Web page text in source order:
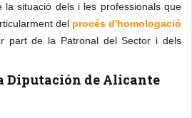
la situació dels i les professionals que
del procés d'homologació
part de la Patronal del Sector i dels
Diputación de Alicante